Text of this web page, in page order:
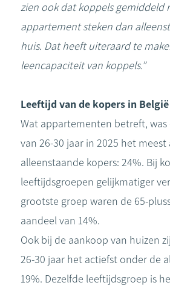
zien ook dat koppels gemiddeld
appartement steken dan
huis. Dat heeft uiteraard te
leencapaciteit van koppels.”
Leeftijd van de kopers in België
Wat appartementen betreft,
van 26-30 jaar in 2025 het meest
alleenstaande kopers: 24%. Bij
leeftijdsgroepen gelijkmatiger
grootste groep waren de 65-
aandeel van 14%.
Ook bij de aankoop van huizen
26-30 jaar het actiefst onder de
19%. Dezelfde leeftijdsgroep is